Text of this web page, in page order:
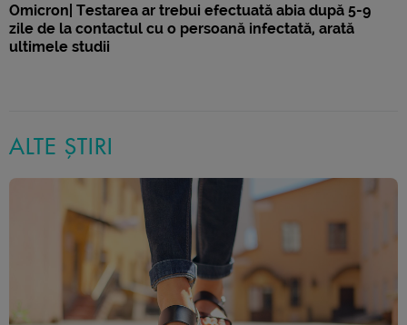
Omicron| Testarea ar trebui efectuată abia după 5-9
zile de la contactul cu o persoană infectată, arată
ultimele studii
ALTE ȘTIRI